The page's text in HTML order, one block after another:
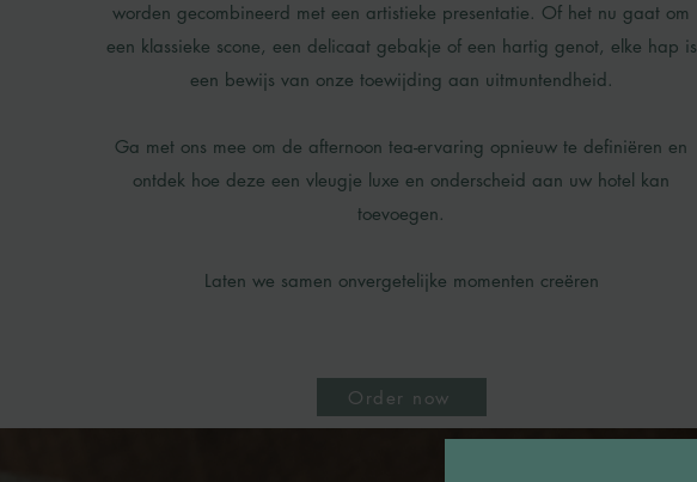
worden gecombineerd met een artistieke presentatie. Of het nu gaat om
een klassieke scone, een delicaat gebakje of een hartig genot, elke hap is
een bewijs van onze toewijding aan uitmuntendheid.
Ga met ons mee om de afternoon tea-ervaring opnieuw te definiëren en
ontdek hoe deze een vleugje luxe en onderscheid aan uw hotel kan
toevoegen.
Laten we samen onvergetelijke momenten creëren
Order now